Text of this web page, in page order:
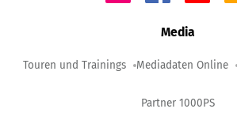
Media
Touren und Trainings Mediadaten Online
Partner 1000PS